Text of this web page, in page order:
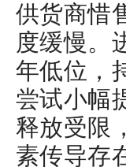
供货商惜
度缓慢。
年低位，
尝试小幅
释放受限
素传导存